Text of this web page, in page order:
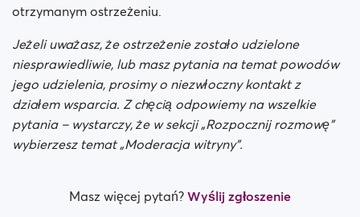
otrzymanym ostrzeżeniu.
Jeżeli uważasz, że ostrzeżenie zostało udzielone
niesprawiedliwie, lub masz pytania na temat powodów
jego udzielenia, prosimy o niezwłoczny kontakt z
działem wsparcia. Z chęcią odpowiemy na wszelkie
pytania – wystarczy, że w sekcji „Rozpocznij rozmowę”
wybierzesz temat „Moderacja witryny”.
Masz więcej pytań? Wyślij zgłoszenie